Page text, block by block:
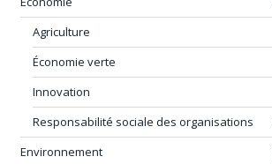
Agriculture
Économie verte
Innovation
Responsabilité sociale des organisations
Environnement